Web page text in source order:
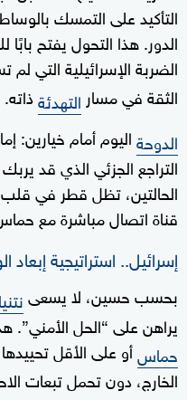
التأكيد على التمسك
الدور. هذا التحول يفتح
الضربة الإسرائيلية التي
الثقة في مسار التهدئةذاته.
الدوحةاليوم أمام خيارين:
التراجع الجزئي الذي قد
الحالتين، تظل قطر في
قناة اتصال مباشرة مع
إسرائيل.. استراتيجية إبعاد
بحسب حسين، لا يسعى
يراهن على “الحل
حماسأو على الأقل
الخارج، دون تحمل تبعات